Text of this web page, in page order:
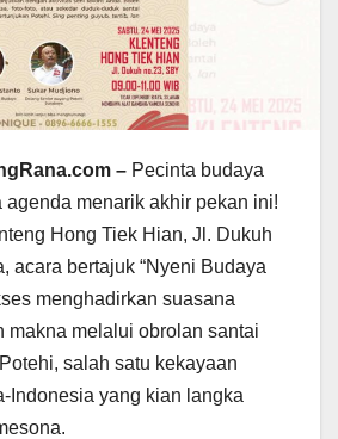
– Pecinta budaya
menarik akhir pekan ini!
Hong Tiek Hian, Jl. Dukuh
acara bertajuk “Nyeni Budaya
menghadirkan suasana
makna melalui obrolan santai
salah satu kekayaan
Indonesia yang kian langka